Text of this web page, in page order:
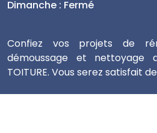
Dimanche : Fermé
Confiez vos projets de
démoussage et nettoyage
TOITURE. Vous serez satisfait